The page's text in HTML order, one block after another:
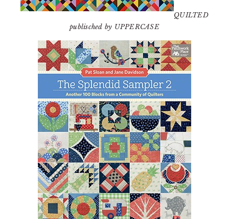
QUILTED
publisched by UPPERCASE